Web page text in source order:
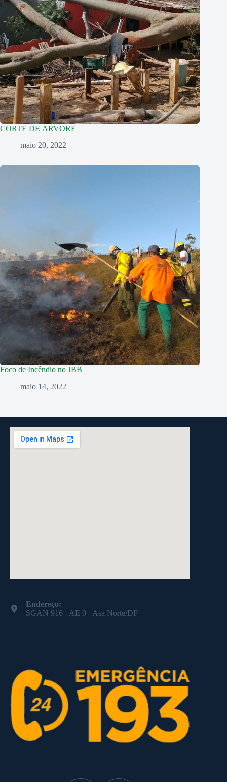
CORTE DE ÁRVORE
maio 20, 2022
Foco de Incêndio no JBB
maio 14, 2022
Endereço:
SGAN 916 - AE 0 - Asa Norte/DF